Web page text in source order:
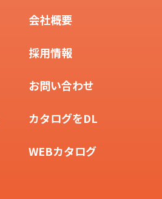
会社概要
採用情報
お問い合わせ
カタログをDL
WEBカタログ